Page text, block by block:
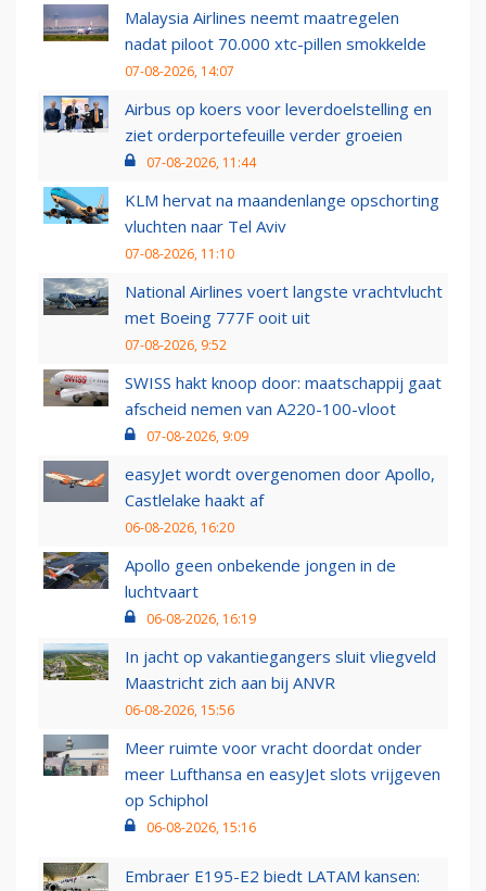
Malaysia Airlines neemt maatregelen
nadat piloot 70.000 xtc-pillen smokkelde
07-08-2026, 14:07
Airbus op koers voor leverdoelstelling en
ziet orderportefeuille verder groeien
07-08-2026, 11:44
KLM hervat na maandenlange opschorting
vluchten naar Tel Aviv
07-08-2026, 11:10
National Airlines voert langste vrachtvlucht
met Boeing 777F ooit uit
07-08-2026, 9:52
SWISS hakt knoop door: maatschappij gaat
afscheid nemen van A220-100-vloot
07-08-2026, 9:09
easyJet wordt overgenomen door Apollo,
Castlelake haakt af
06-08-2026, 16:20
Apollo geen onbekende jongen in de
luchtvaart
06-08-2026, 16:19
In jacht op vakantiegangers sluit vliegveld
Maastricht zich aan bij ANVR
06-08-2026, 15:56
Meer ruimte voor vracht doordat onder
meer Lufthansa en easyJet slots vrijgeven
op Schiphol
06-08-2026, 15:16
Embraer E195-E2 biedt LATAM kansen: